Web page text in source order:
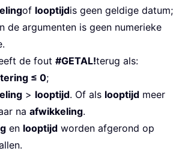
of looptijdis geen geldige datum;
de argumenten is geen numerieke
de fout #GETAL!terug als:
≤ 0;
> looptijd. Of als looptijd meer
na afwikkeling.
en looptijd worden afgerond op